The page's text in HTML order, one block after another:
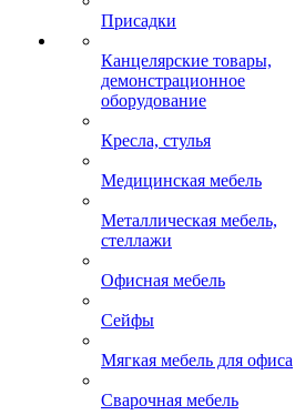
Присадки
Канцелярские товары,
демонстрационное
оборудование
Кресла, стулья
Медицинская мебель
Металлическая мебель,
стеллажи
Офисная мебель
Сейфы
Мягкая мебель для офиса
Сварочная мебель